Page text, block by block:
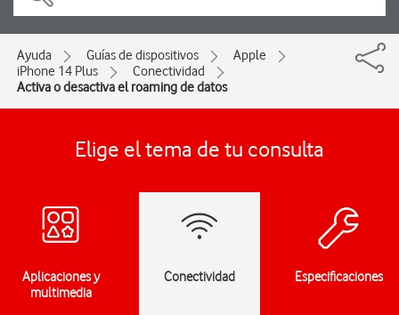
Ayuda Guías de dispositivos
Apple
iPhone 14 Plus
Conectividad
Activa o desactiva el roaming de datos
Elige el tema de tu consulta
Aplicaciones y
multimedia
Conectividad Especificaciones